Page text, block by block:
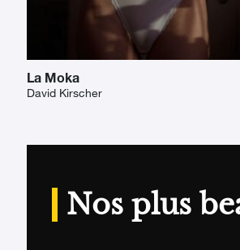
La Moka
David Kirscher
Nos plus